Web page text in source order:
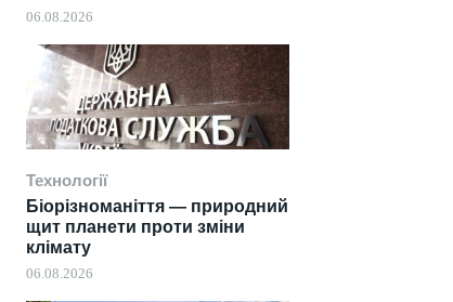
06.08.2026
Технології
Біорізноманіття — природний
щит планети проти зміни
клімату
06.08.2026